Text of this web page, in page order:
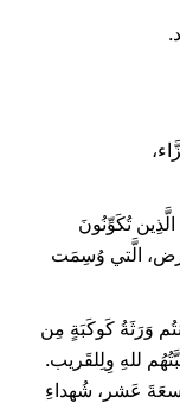
تُكَوِّنُونَ
الَّتي وُسِمَت
وَرَثَةُ كَوكَبَةٍ مِن
للهِ وِلِلقَريب.
عَشر، شُهداءِ